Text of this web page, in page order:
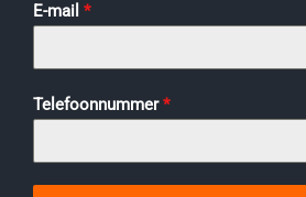
E-mail *
Telefoonnummer*